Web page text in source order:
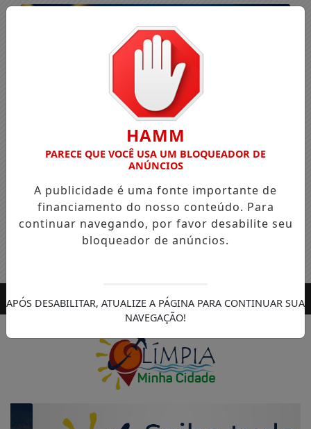
Entrar
HAMM
PARECE QUE VOCÊ USA UM BLOQUEADOR DE
ANÚNCIOS
A publicidade é uma fonte importante de
financiamento do nosso conteúdo. Para
continuar navegando, por favor desabilite seu
bloqueador de anúncios.
APÓS DESABILITAR, ATUALIZE A PÁGINA PARA CONTINUAR SUA
NAVEGAÇÃO!